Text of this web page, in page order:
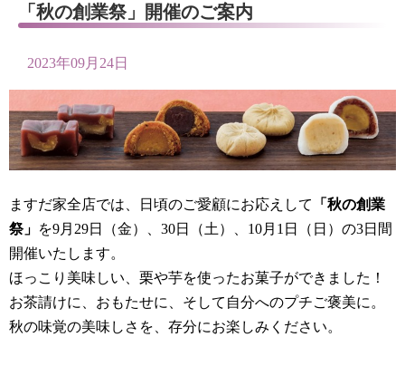
「秋の創業祭」開催のご案内
2023年09月24日
ますだ家全店では、日頃のご愛顧にお応えして
「秋の創業
祭」 を9月29日（金）、30日（土）、10月1日（日）の3日間
開催いたします。
ほっこり美味しい、栗や芋を使ったお菓子ができました！
お茶請けに、おもたせに、そして自分へのプチご褒美に。
秋の味覚の美味しさを、存分にお楽しみください。